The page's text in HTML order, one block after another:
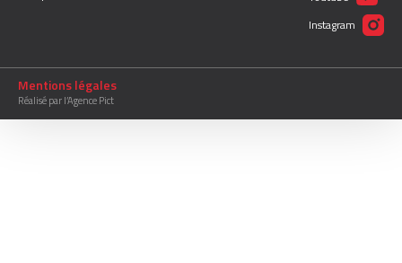
Instagram
Mentions légales
Réalisé par l’Agence Pict